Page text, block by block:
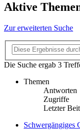
Aktive
Zur erweiterten Suche
Die Suche ergab 3
Themen
Antworten
Zugriffe
Letzter
Schwergängiges